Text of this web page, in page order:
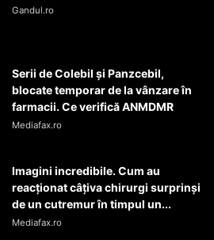
Gandul.ro
Serii de Colebil și Panzcebil,
blocate temporar de la vânzare în
farmacii. Ce verifică ANMDMR
Mediafax.ro
Imagini incredibile. Cum au
reacționat câțiva chirurgi surprinși
de un cutremur în timpul un...
Mediafax.ro